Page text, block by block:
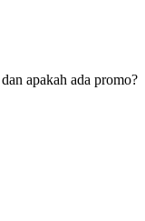
apakah ada promo?